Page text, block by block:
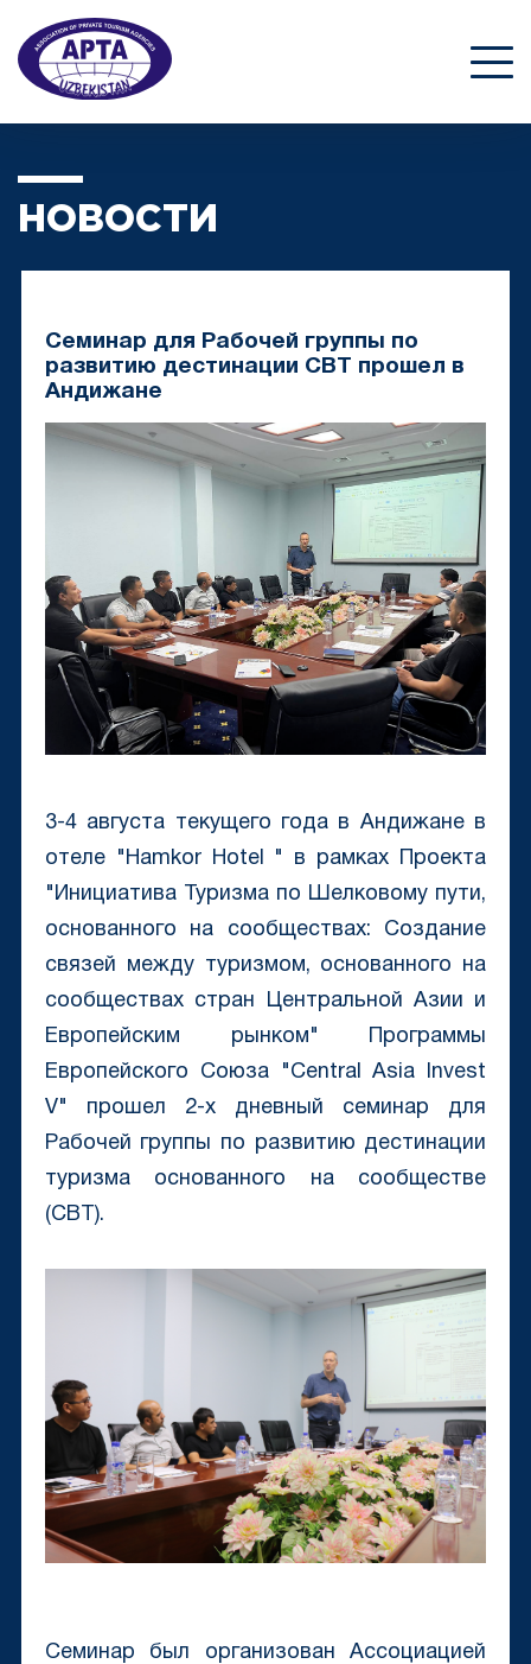
НОВОСТИ
Семинар для Рабочей группы по
развитию дестинации CBT прошел в
Андижане
3-4 августа текущего года в Андижане в
отеле "Hamkor Hotel " в рамках Проекта
"Инициатива Туризма по Шелковому пути,
основанного на сообществах: Создание
связей между туризмом, основанного на
сообществах стран Центральной Азии и
Европейским рынком" Программы
Европейского Союза "Central Asia Invest
V" прошел 2-х дневный семинар для
Рабочей группы по развитию дестинации
туризма основанного на сообществе
(CBT).
Семинар был организован Ассоциацией